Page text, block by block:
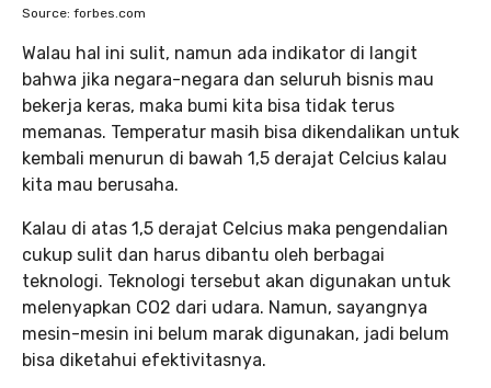
Source: forbes.com
Walau hal ini sulit, namun ada indikator di langit
bahwa jika negara-negara dan seluruh bisnis mau
bekerja keras, maka bumi kita bisa tidak terus
memanas. Temperatur masih bisa dikendalikan untuk
kembali menurun di bawah 1,5 derajat Celcius kalau
kita mau berusaha.
Kalau di atas 1,5 derajat Celcius maka pengendalian
cukup sulit dan harus dibantu oleh berbagai
teknologi. Teknologi tersebut akan digunakan untuk
melenyapkan CO2 dari udara. Namun, sayangnya
mesin-mesin ini belum marak digunakan, jadi belum
bisa diketahui efektivitasnya.